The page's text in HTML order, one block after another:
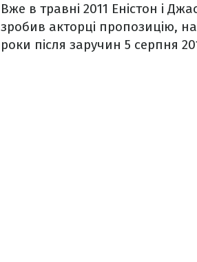
Вже в травні 2011 Еністон і
зробив акторці пропозицію,
роки після заручин 5 серпня